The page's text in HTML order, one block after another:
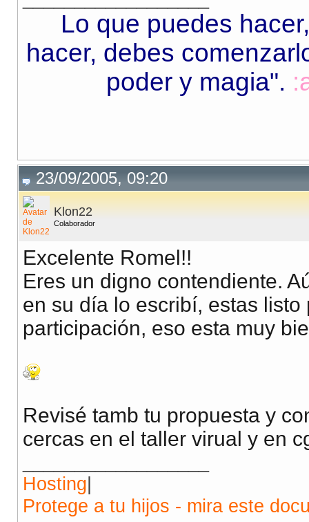
Lo que puedes
hacer, debes
poder y magia".
23/09/2005, 09:20
Klon22
Colaborador
Excelente Romel!!
Eres un digno contendiente.
en su día lo escribí, estas
participación, eso esta muy
Revisé tamb tu propuesta y
cercas en el taller virual y en
Hosting|
Protege a tu hijos - mira este